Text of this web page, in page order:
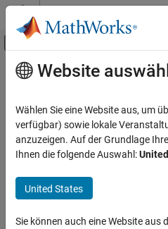
Weiter zum Inhalt
Umschaltung für
Startseite der Dokumentation
Hauptinhalt
How useful
Website
Wählen Sie eine Website aus, um
verfügbar) sowie lokale
anzuzeigen. Auf der Grundlage
Ihnen die folgende Auswahl:
United States
Sie können auch eine Website aus